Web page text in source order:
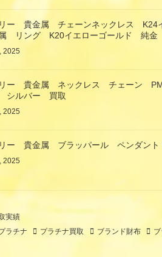
ー 貴金属 チェーンネックレス K24
リング K20イエローゴールド 純
2025
リー 貴金属 ネックレス チェーン
シルバー 買取
2025
ー 貴金属 ブラッパール ペンダン
2025
実績
ラチナ プラチナ買取 ブランド財布